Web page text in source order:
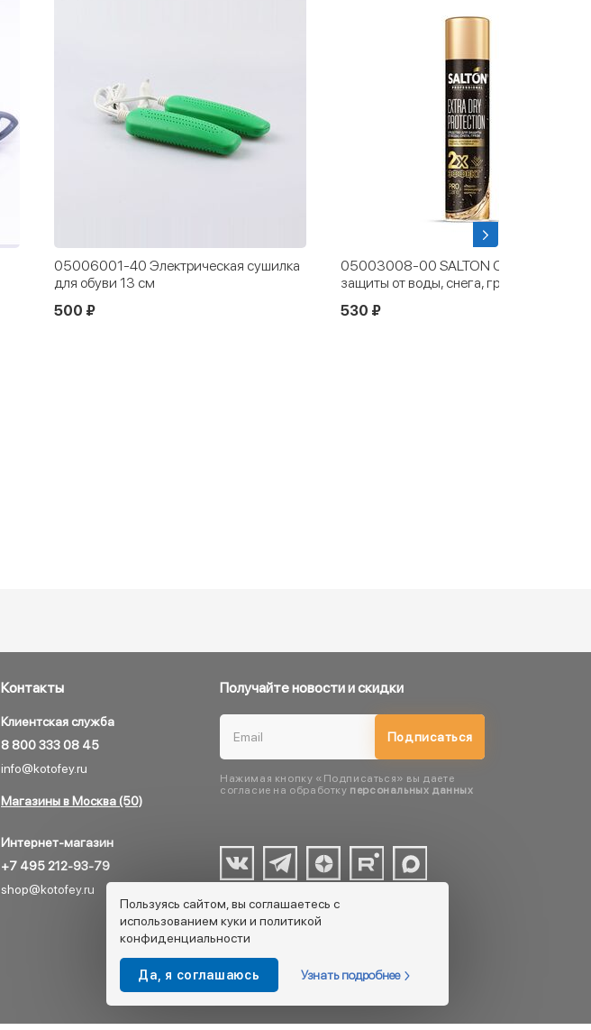
05006001-40 Электрическая сушилка
для обуви 13 см
500 ₽
05003008-00 SALTON Средство для
защиты от воды, снега, грязи 300 мл
530 ₽
Контакты
Клиентская служба
8 800 333 08 45
info@kotofey.ru
Магазины в Москва (50)
Интернет-магазин
+7 495 212-93-79
shop@kotofey.ru
Получайте новости и скидки
Подписаться
Нажимая кнопку «Подписаться» вы даете
согласие на обработку персональных данных
Пользуясь сайтом, вы соглашаетесь с
использованием куки и политикой
конфиденциальности
Да, я соглашаюсь Узнать подробнее